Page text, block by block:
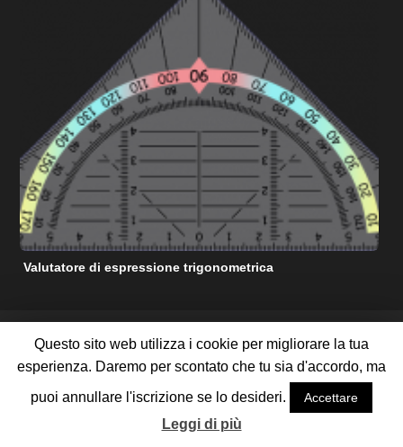
Valutatore di espressione trigonometrica
RISORSE DI AIUTO MATEMATICHE GRATUITE
TERMINI DI SERVIZIO
POLITICA SULLA RISERVATEZZA
RIGUARDO A NOI
CONTATTACI
PUBBLICIZZA CON NOI
Questo sito web utilizza i cookie per migliorare la tua
esperienza. Daremo per scontato che tu sia d'accordo, ma
puoi annullare l'iscrizione se lo desideri.
Accettare
Leggi di più